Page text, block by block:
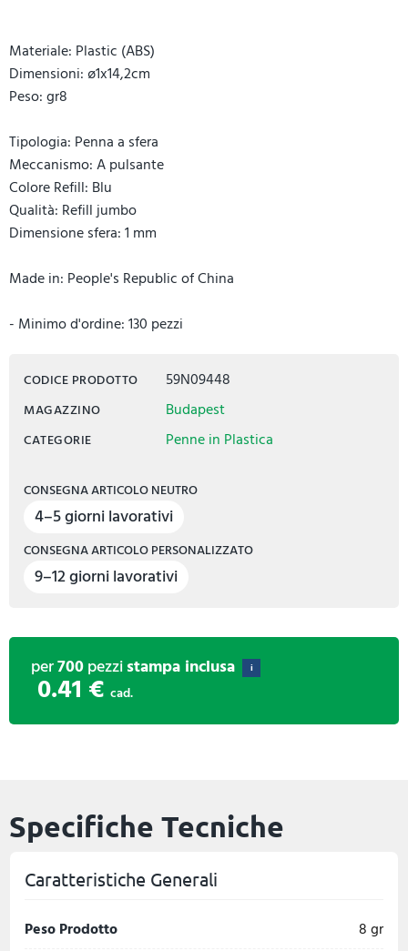
Materiale: Plastic (ABS)
Dimensioni: ø1x14,2cm
Peso: gr8
Tipologia: Penna a sfera
Meccanismo: A pulsante
Colore Refill: Blu
Qualità: Refill jumbo
Dimensione sfera: 1 mm
Made in: People's Republic of China
- Minimo d'ordine: 130 pezzi
CODICE PRODOTTO 59N09448
MAGAZZINO Budapest
CATEGORIE Penne in Plastica
CONSEGNA ARTICOLO NEUTRO
4–5 giorni lavorativi
CONSEGNA ARTICOLO PERSONALIZZATO
9–12 giorni lavorativi
per700pezzistampa inclusa i
0.41 € cad.
Specifiche Tecniche
Caratteristiche Generali
Peso Prodotto 8 gr